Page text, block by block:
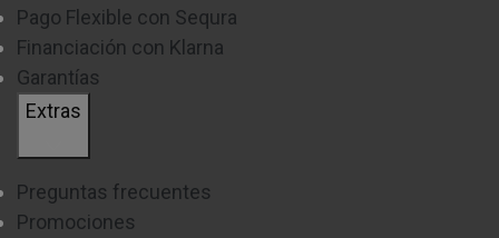
Pago Flexible con Sequra
Financiación con Klarna
Garantías
Extras
Preguntas frecuentes
Promociones